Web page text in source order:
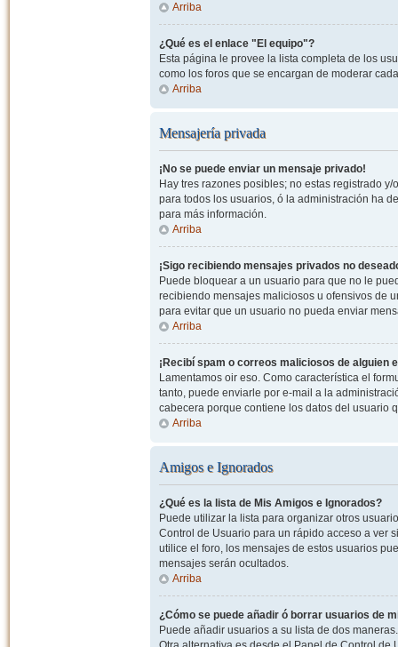
Arriba
¿Qué es el enlace "El equipo"?
Esta página le provee la lista completa de los
como los foros que se encargan de moderar
Arriba
Mensajería privada
¡No se puede enviar un mensaje privado!
Hay tres razones posibles; no estas registrado
para todos los usuarios, ó la administración ha
para más información.
Arriba
¡Sigo recibiendo mensajes privados no
Puede bloquear a un usuario para que no le
recibiendo mensajes maliciosos u ofensivos de
para evitar que un usuario no pueda enviar
Arriba
¡Recibí spam o correos maliciosos de alguien
Lamentamos oir eso. Como característica el
tanto, puede enviarle por e-mail a la
cabecera porque contiene los datos del usuario
Arriba
Amigos e Ignorados
¿Qué es la lista de Mis Amigos e Ignorados?
Puede utilizar la lista para organizar otros
Control de Usuario para un rápido acceso a ver
utilice el foro, los mensajes de estos usuarios
mensajes serán ocultados.
Arriba
¿Cómo se puede añadir ó borrar usuarios de
Puede añadir usuarios a su lista de dos